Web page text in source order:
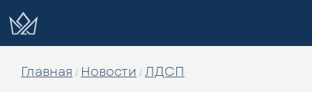
Главная / Новости / ЛДСП